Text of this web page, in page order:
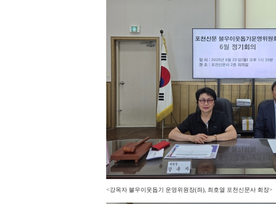
<강옥자 불우이웃돕기 운영위원장(좌), 최호열 포천신문사 회장>